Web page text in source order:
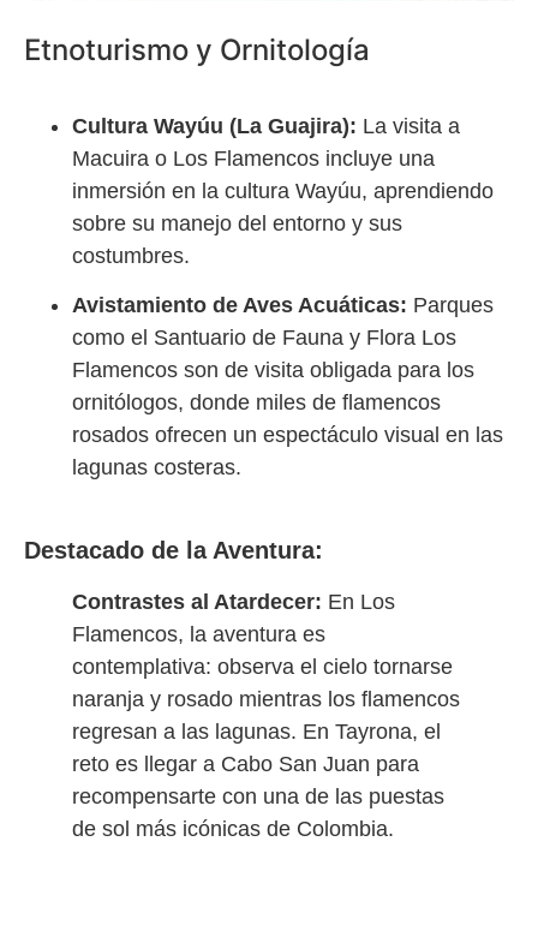
Etnoturismo y Ornitología
Cultura Wayúu (La Guajira): La visita a
Macuira o Los Flamencos incluye una
inmersión en la cultura Wayúu, aprendiendo
sobre su manejo del entorno y sus
costumbres.
Avistamiento de Aves Acuáticas: Parques
como el Santuario de Fauna y Flora Los
Flamencos son de visita obligada para los
ornitólogos, donde miles de flamencos
rosados ofrecen un espectáculo visual en las
lagunas costeras.
Destacado de la Aventura:
Contrastes al Atardecer: En Los
Flamencos, la aventura es
contemplativa: observa el cielo tornarse
naranja y rosado mientras los flamencos
regresan a las lagunas. En Tayrona, el
reto es llegar a Cabo San Juan para
recompensarte con una de las puestas
de sol más icónicas de Colombia.